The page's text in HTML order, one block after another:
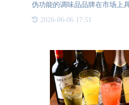
伪功能的调味品品牌在市场上
调味品企业应该如何实施防伪
2026-06-06 17:51